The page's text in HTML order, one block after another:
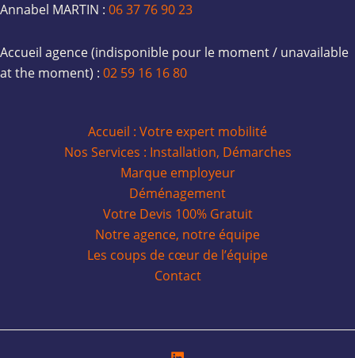
Annabel MARTIN : 06 37 76 90 23
Accueil agence (indisponible pour le moment / unavailable
at the moment) : 02 59 16 16 80
Accueil : Votre expert mobilité
Nos Services : Installation, Démarches
Marque employeur
Déménagement
Votre Devis 100% Gratuit
Notre agence, notre équipe
Les coups de cœur de l’équipe
Contact